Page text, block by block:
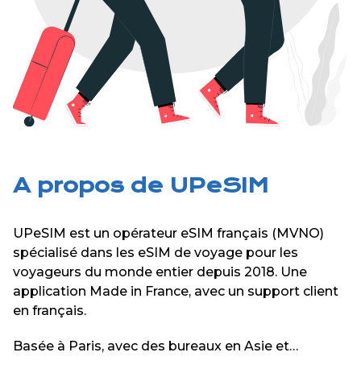
A propos de UPeSIM
UPeSIM est un opérateur eSIM français (MVNO)
spécialisé dans les eSIM de voyage pour les
voyageurs du monde entier depuis 2018. Une
application Made in France, avec un support client
en français.
Basée à Paris, avec des bureaux en Asie et